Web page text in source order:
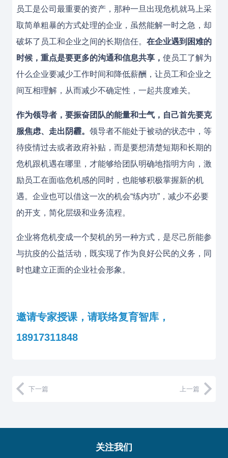
员工是公司最重要的资产，那种一旦出现危机就马上采
取简单粗暴的方式处理的企业，虽然能解一时之急，却
破坏了员工和企业之间的长期信任。 在企业遇到困难的
时候，重点是要更多的沟通和信息共享， 使员工了解为
什么企业要减少工作时间和降低薪酬，让员工和企业之
间互相理解，从而减少不确定性，一起共度难关。
作为领导者，要振奋团队的能量和士气，自己首先要克
服焦虑、走出阴霾。 领导者不能处于被动的状态中，等
待疫情过去或者政府补贴，而是要想清楚短期和长期的
危机跟机遇在哪里，才能够给团队明确地指明方向，激
励员工在面临危机感的同时，也能够积极掌握新的机
遇。企业也可以借这一次的机会“练内功”，减少不必要
的开支，简化层级和业务流程。
企业将危机变成一个契机的另一种方式，是尽己所能参
与抗疫的公益活动，既实现了作为良好公民的义务，同
时也建立正面的企业社会形象。
邀请专家授课，请联络复育智库，
18917311848
下一篇 上一篇
关注我们